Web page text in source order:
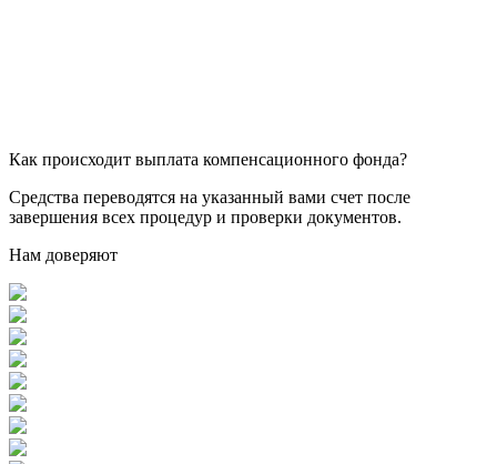
Как происходит выплата компенсационного фонда?
Средства переводятся на указанный вами счет после
завершения всех процедур и проверки документов.
Нам доверяют